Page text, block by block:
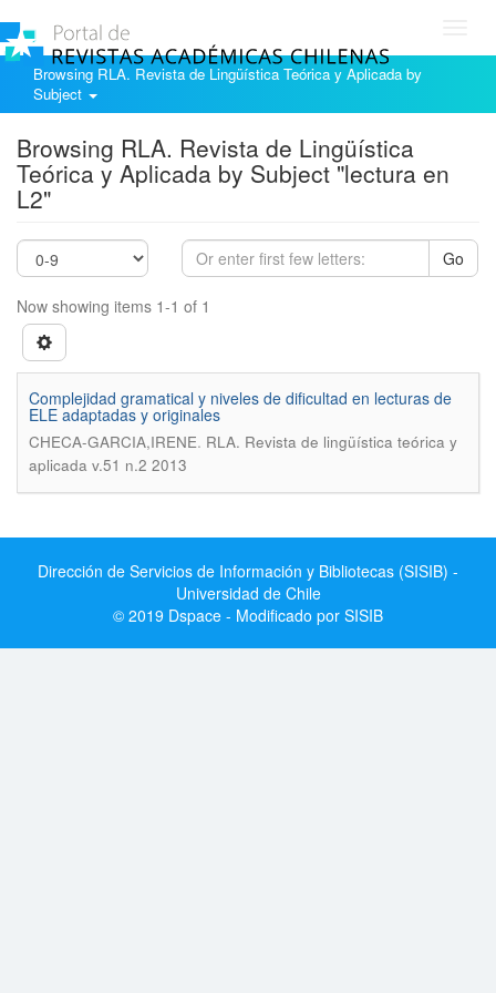
Browsing RLA. Revista de Lingüística Teórica y Aplicada by
Subject
Browsing RLA. Revista de Lingüística
Teórica y Aplicada by Subject "lectura en
L2"
Go
Now showing items 1-1 of 1
Complejidad gramatical y niveles de dificultad en lecturas de
ELE adaptadas y originales
CHECA-GARCIA,IRENE. RLA. Revista de lingüística teórica y
aplicada v.51 n.2 2013
Dirección de Servicios de Información y Bibliotecas (SISIB) -
Universidad de Chile
© 2019 Dspace - Modificado por SISIB